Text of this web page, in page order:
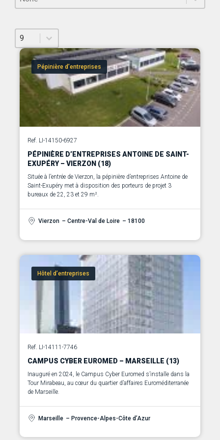
Sélectionnez un nombre par page
9
Sélectionnez un nombre par page
Pépinière d’entreprises
Ref. LI-14150-6927
PÉPINIÈRE D’ENTREPRISES ANTOINE DE SAINT-
EXUPÉRY – VIERZON (18)
Située à l’entrée de Vierzon, la pépinière d’entreprises Antoine de
Saint-Exupéry met à disposition des porteurs de projet 3
bureaux de 22, 23 et 29 m².
Vierzon – Centre-Val de Loire – 18100
Hôtel d’entreprises
Ref. LI-14111-7746
CAMPUS CYBER EUROMED – MARSEILLE (13)
Inauguré en 2024, le Campus Cyber Euromed s’installe dans la
Tour Mirabeau, au cœur du quartier d’affaires Euroméditerranée
de Marseille.
Marseille – Provence-Alpes-Côte d’Azur